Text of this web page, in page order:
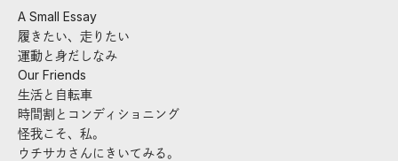
A Small Essay
履きたい、走りたい
運動と身だしなみ
Our Friends
生活と自転車
時間割とコンディショニング
怪我こそ、私。
ウチサカさんにきいてみる。